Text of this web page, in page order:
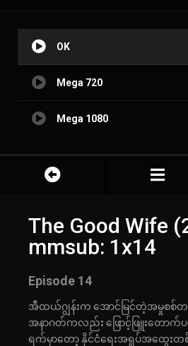
OK
Mega 720
Mega 1080
The Good Wife
mmsub: 1x14
Episode 14
အီထယ်ဂျွန်းက အောင်မြင်တဲ့အမှုစစ်တ
အနာဂတ်ကလည်း ဖြောင့်ဖြူးတောက်
ရက်မှာတော့ နိုင်ငံရေးအရှုပ်အထွေး